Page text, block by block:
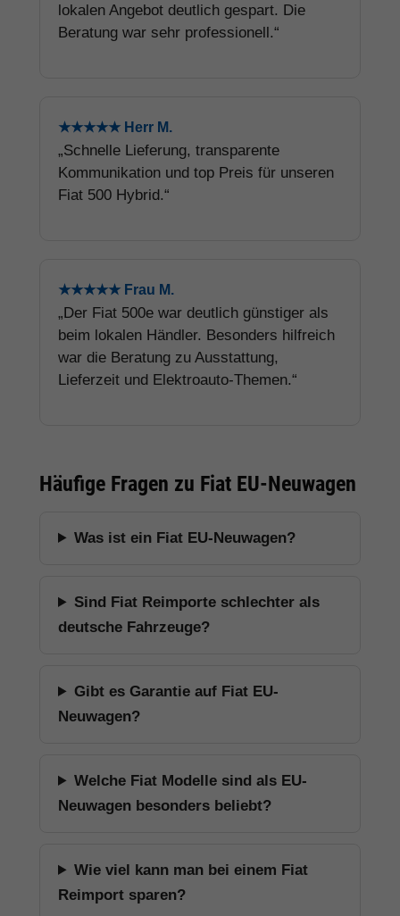
lokalen Angebot deutlich gespart. Die
Beratung war sehr professionell.“
★★★★★ Herr M.
„Schnelle Lieferung, transparente
Kommunikation und top Preis für unseren
Fiat 500 Hybrid.“
★★★★★ Frau M.
„Der Fiat 500e war deutlich günstiger als
beim lokalen Händler. Besonders hilfreich
war die Beratung zu Ausstattung,
Lieferzeit und Elektroauto-Themen.“
Häufige Fragen zu Fiat EU-Neuwagen
Was ist ein Fiat EU-Neuwagen?
Sind Fiat Reimporte schlechter als
deutsche Fahrzeuge?
Gibt es Garantie auf Fiat EU-
Neuwagen?
Welche Fiat Modelle sind als EU-
Neuwagen besonders beliebt?
Wie viel kann man bei einem Fiat
Reimport sparen?